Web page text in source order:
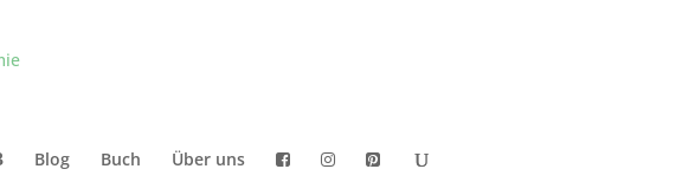
Blog Buch Über uns